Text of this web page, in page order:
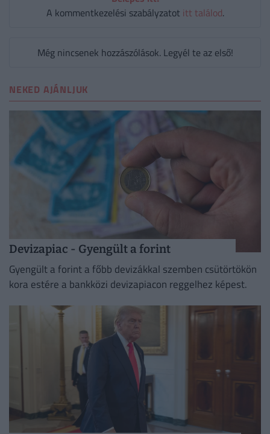
A kommentkezelési szabályzatot itt találod.
Még nincsenek hozzászólások. Legyél te az első!
NEKED AJÁNLJUK
Devizapiac - Gyengült a forint
Gyengült a forint a főbb devizákkal szemben csütörtökön
kora estére a bankközi devizapiacon reggelhez képest.